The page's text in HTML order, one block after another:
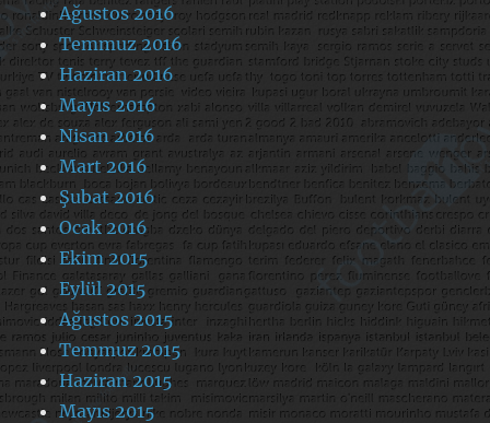
Ağustos 2016
Temmuz 2016
Haziran 2016
Mayıs 2016
Nisan 2016
Mart 2016
Şubat 2016
Ocak 2016
Ekim 2015
Eylül 2015
Ağustos 2015
Temmuz 2015
Haziran 2015
Mayıs 2015